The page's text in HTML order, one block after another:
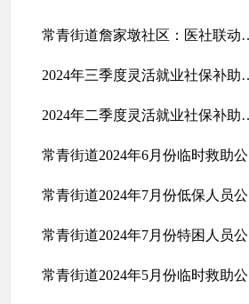
常青街道詹家墩社区
2024年三季度
2024年二季度